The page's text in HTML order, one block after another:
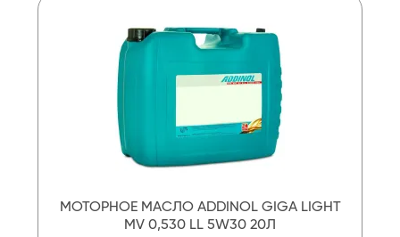
МОТОРНОЕ МАСЛО ADDINOL GIGA LIGHT
MV 0,530 LL 5W30 20Л